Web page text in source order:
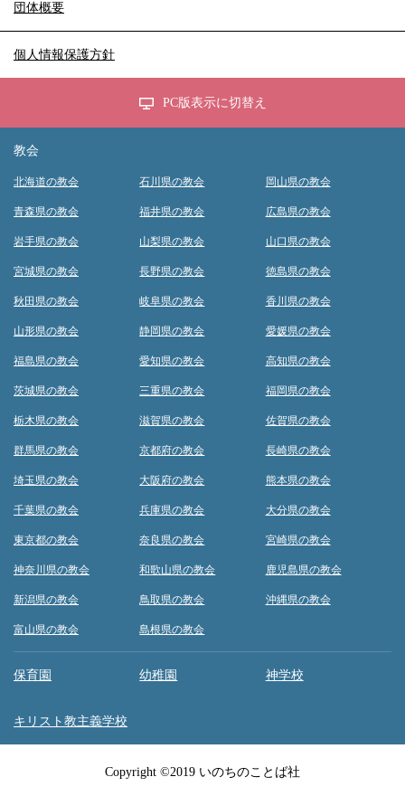
団体概要
個人情報保護方針
PC版表示に切替え
教会
北海道の教会
青森県の教会
岩手県の教会
宮城県の教会
秋田県の教会
山形県の教会
福島県の教会
茨城県の教会
栃木県の教会
群馬県の教会
埼玉県の教会
千葉県の教会
東京都の教会
神奈川県の教会
新潟県の教会
富山県の教会
石川県の教会
福井県の教会
山梨県の教会
長野県の教会
岐阜県の教会
静岡県の教会
愛知県の教会
三重県の教会
滋賀県の教会
京都府の教会
大阪府の教会
兵庫県の教会
奈良県の教会
和歌山県の教会
鳥取県の教会
島根県の教会
岡山県の教会
広島県の教会
山口県の教会
徳島県の教会
香川県の教会
愛媛県の教会
高知県の教会
福岡県の教会
佐賀県の教会
長崎県の教会
熊本県の教会
大分県の教会
宮崎県の教会
鹿児島県の教会
沖縄県の教会
保育園 幼稚園 神学校
キリスト教主義学校
Copyright ©2019 いのちのことば社